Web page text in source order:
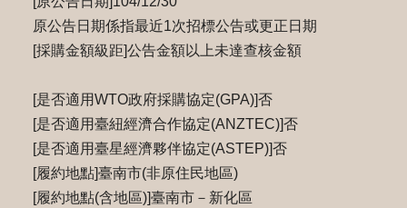
原公告日期係指最近1次招標公告或更正日期
[採購金額級距]公告金額以上未達查核金額
[是否適用WTO政府採購協定(GPA)]否
[是否適用臺紐經濟合作協定(ANZTEC)]否
[是否適用臺星經濟夥伴協定(ASTEP)]否
[履約地點]臺南市(非原住民地區)
[履約地點(含地區)]臺南市－新化區